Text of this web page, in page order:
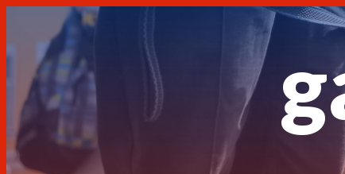
Panneau de gestion des cookies